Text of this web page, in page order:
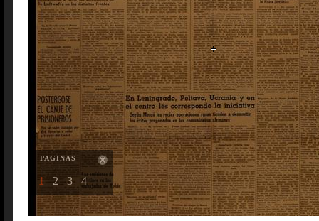
PAGINAS
1 2 3 4